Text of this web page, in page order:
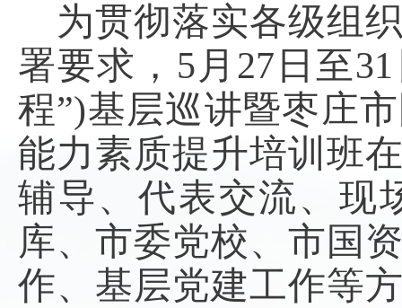
为贯彻落实各级组
署要求， 5 月 27 日至31
程”)基层巡讲暨枣庄
能力素质提升培训班
辅导、代表交流、 现
库、 市委党校、 市国
作、基层党建工作等